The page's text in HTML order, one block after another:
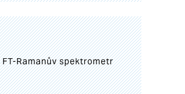
Ramanův spektrometr